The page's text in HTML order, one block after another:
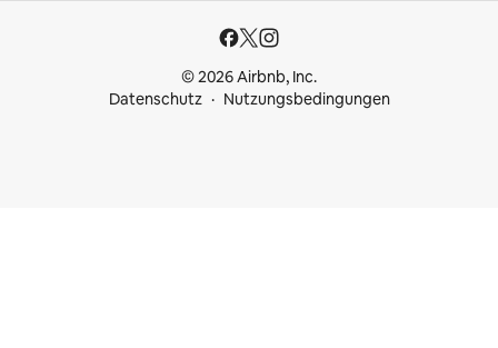
© 2026 Airbnb, Inc.
Datenschutz
Nutzungsbedingungen